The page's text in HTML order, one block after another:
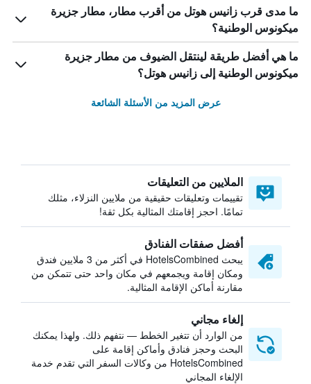
ما مدى قرب زانيس هوتل من أقرب مطار، مطار جزيرة
ميكونوس الوطنية؟
ما هي أفضل طريقة لينتقل الضيوف من مطار جزيرة
ميكونوس الوطنية إلى زانيس هوتل؟
عرض المزيد من الأسئلة الشائعة
الملايين من التعليقات
تقييمات وتعليقات حقيقية من ملايين النزلاء، مثلك
تمامًا. احجز إقامتك المثالية بكل ثقة!
أفضل صفقات الفنادق
يبحث HotelsCombined في أكثر من 3 ملايين فندق
ومكان إقامة ويجمعهم في مكان واحد حتى تتمكن من
مقارنة أماكن الإقامة المثالية.
إلغاء مجاني
من الوارد أن تتغير الخطط — نتفهم ذلك. ولهذا يمكنك
البحث وحجز فنادق وأماكن إقامة على
HotelsCombined من وكالات السفر التي تقدم خدمة
الإلغاء المجاني